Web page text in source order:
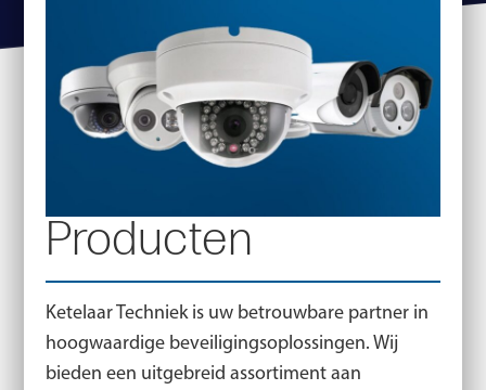
Producten
Ketelaar Techniek is uw betrouwbare partner in
hoogwaardige beveiligingsoplossingen. Wij
bieden een uitgebreid assortiment aan